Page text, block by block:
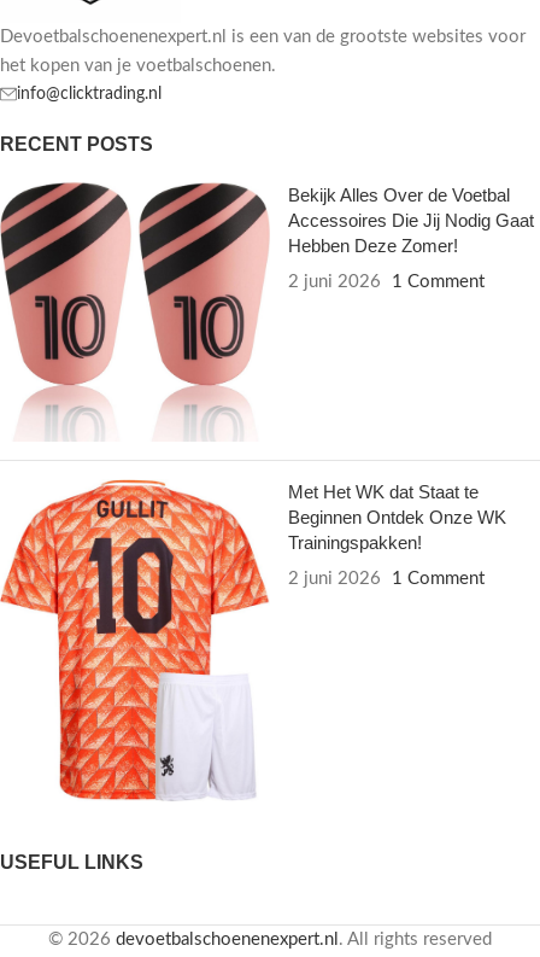
Devoetbalschoenenexpert.nl is een van de grootste websites voor
het kopen van je voetbalschoenen.
info@clicktrading.nl
RECENT POSTS
Bekijk Alles Over de Voetbal
Accessoires Die Jij Nodig Gaat
Hebben Deze Zomer!
2 juni 2026 1 Comment
Met Het WK dat Staat te
Beginnen Ontdek Onze WK
Trainingspakken!
2 juni 2026 1 Comment
USEFUL LINKS
© 2026 devoetbalschoenenexpert.nl . All rights reserved